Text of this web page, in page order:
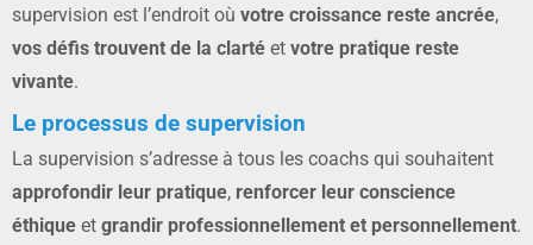
supervision est l’endroit où votre croissance reste ancrée,
vos défis trouvent de la clarté et votre pratique reste
vivante.
Le processus de supervision
La supervision s’adresse à tous les coachs qui souhaitent
approfondir leur pratique, renforcer leur conscience
éthique et grandir professionnellement et personnellement.